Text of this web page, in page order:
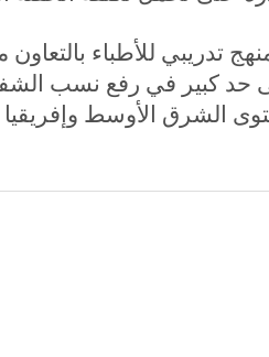
تدريبي للأطباء بالتعاون
الشرق الأوسط